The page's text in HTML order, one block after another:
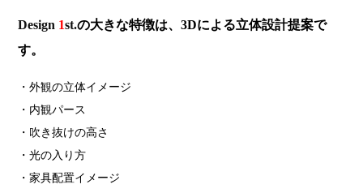
Design 1st.の大きな特徴は、3Dによる立体設計提案で
す。
・外観の立体イメージ
・内観パース
・吹き抜けの高さ
・光の入り方
・家具配置イメージ